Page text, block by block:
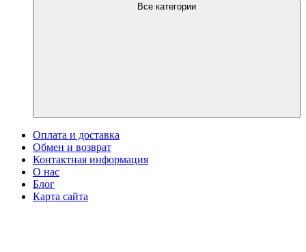
Все категории
Оплата и доставка
Обмен и возврат
Контактная информация
О нас
Блог
Карта сайта